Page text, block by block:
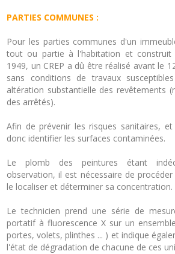
PARTIES COMMUNES :
Pour les parties communes d'un
tout ou partie à l'habitation et construit
1949, un CREP a dû être réalisé avant le
sans conditions de travaux
altération substantielle des revêtements
des arrêtés).
Afin de prévenir les risques sanitaires,
donc identifier les surfaces contaminées.
Le plomb des peintures étant
observation, il est nécessaire de
le localiser et déterminer sa concentration.
Le technicien prend une série de
portatif à fluorescence X sur un
portes, volets, plinthes ... ) et indique
l'état de dégradation de chacune de ces